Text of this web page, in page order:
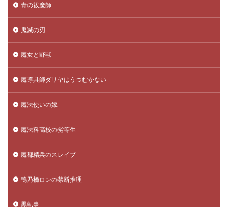
青の祓魔師
鬼滅の刃
魔女と野獣
魔導具師ダリヤはうつむかない
魔法使いの嫁
魔法科高校の劣等生
魔都精兵のスレイブ
鴨乃橋ロンの禁断推理
黒執事